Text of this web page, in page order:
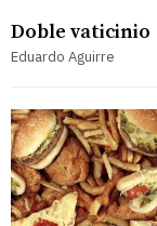
Doble vaticinio
Eduardo Aguirre